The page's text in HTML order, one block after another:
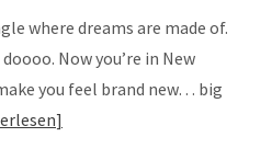
where dreams are made of.
Now you’re in New
you feel brand new… big